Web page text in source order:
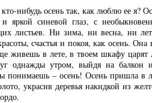
нибудь осень так, как люблю ее я?
яркой синевой глаз, с
листьев. Ни зима, ни весна, ни
счастья и покоя, как осень. Она
живешь в лете, в твоем шкафу царят
однажды утром, выйдя на балкон
понимаешь – осень! Осень пришла в
украсив деревья накидкой из